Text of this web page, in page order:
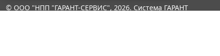
© ООО "НПП "ГАРАНТ-СЕРВИС", 2026. Система ГАРАНТ